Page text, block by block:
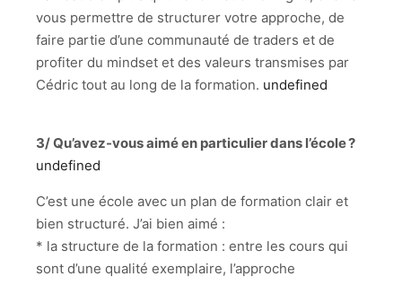
vous permettre de structurer votre approche, de
faire partie d’une communauté de traders et de
profiter du mindset et des valeurs transmises par
Cédric tout au long de la formation. undefined
3/ Qu’avez-vous aimé en particulier dans l’école ?
undefined
C’est une école avec un plan de formation clair et
bien structuré. J’ai bien aimé :
* la structure de la formation : entre les cours qui
sont d’une qualité exemplaire, l’approche